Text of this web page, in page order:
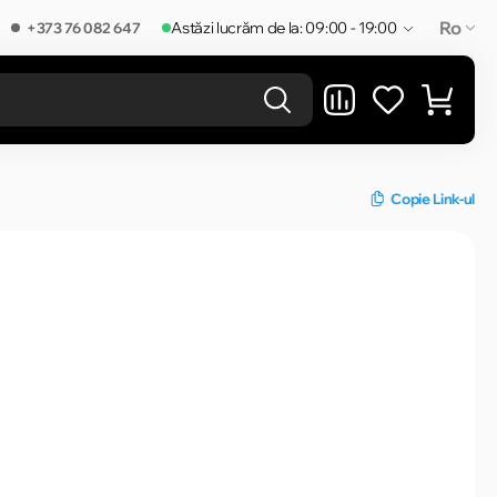
+373 76 082 647 Astăzi lucrăm de la: 09:00 - 19:00 Ro
Copie Link-ul